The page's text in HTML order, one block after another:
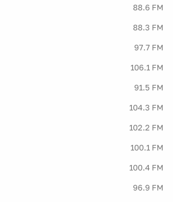
88.6 FM
88.3 FM
97.7 FM
106.1 FM
91.5 FM
104.3 FM
102.2 FM
100.1 FM
100.4 FM
96.9 FM